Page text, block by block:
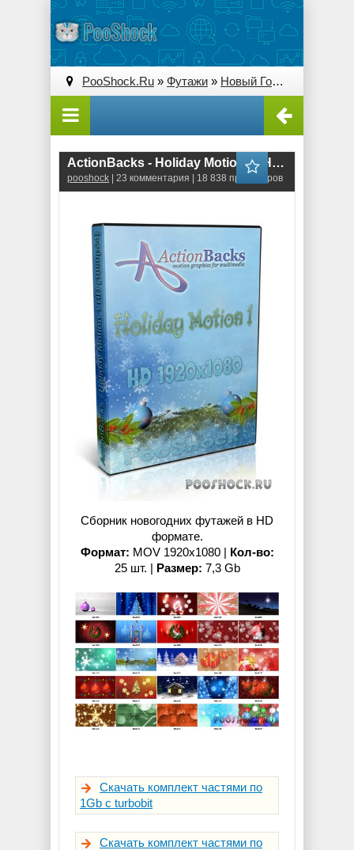
PooShock.Ru » Футажи » Новый Год »
ActionBacks - Holiday Motion 1 (HD - 1080p24)
pooshock | 23 комментария | 18 838 просмотров
Сборник новогодних футажей в HD
формате.
Формат: MOV 1920x1080 | Кол-во:
25 шт. | Размер: 7,3 Gb
Скачать комплект частями по
1Gb с turbobit
Скачать комплект частями по